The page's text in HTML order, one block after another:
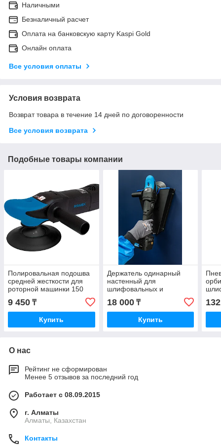
Наличными
Безналичный расчет
Оплата на банковскую карту Kaspi Gold
Онлайн оплата
Все условия оплаты
Условия возврата
Возврат товара в течение 14 дней по договоренности
Все условия возврата
Подобные товары компании
Полировальная подошва
средней жесткости для
роторной машинки 150
мм (M14) Kovax
9 450 ₸
Купить
Держатель одинарный
настенный для
шлифовальных и
полировальных машинок
KOVAX
18 000₸
Купить
О нас
Рейтинг не сформирован
Менее 5 отзывов за последний год
Работает с 08.09.2015
г. Алматы
Алматы, Казахстан
Контакты